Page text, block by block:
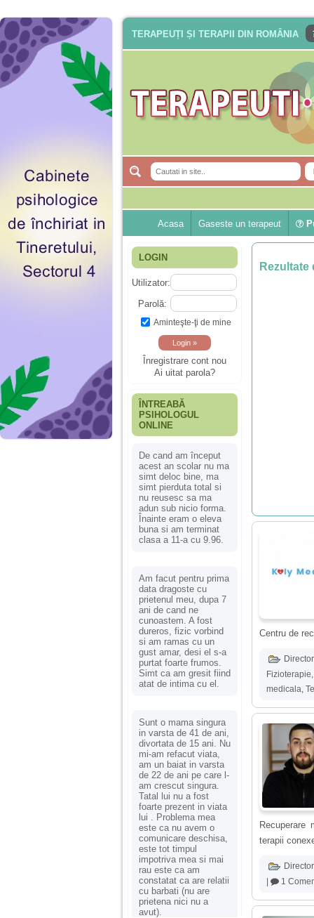
TERAPEUȚI ȘI TERAPII DIN ROMÂNIA
Acasa Gaseste un terapeut
LOGIN
Utilizator:
Parolă:
Aminteşte-ţi de mine
Înregistrare cont nou
Ai uitat parola?
ÎNTREABĂ
PSIHOLOGUL
ONLINE
De cand am început
acest an scolar nu ma
simt deloc bine, ma
simt pierduta total si
nu reusesc sa ma
adun sub nicio forma.
Înainte eram o eleva
buna si am terminat
clasa a 11-a cu 9.96.
Am facut pentru prima
data dragoste cu
prietenul meu, dupa 7
ani de cand ne
cunoastem. A fost
dureros, fizic vorbind
si am ramas cu un
gust amar, desi el s-a
purtat foarte frumos.
Simt ca am gresit fiind
atat de intima cu el.
Sunt o mama singura
in varsta de 41 de ani,
divortata de 15 ani. Nu
mi-am refacut viata,
am un baiat in varsta
de 22 de ani pe care l-
am crescut singura.
Tatal lui nu a fost
foarte prezent in viata
lui . Problema mea
este ca nu avem o
comunicare deschisa,
este tot timpul
impotriva mea si mai
rau este ca am
constatat ca are relatii
cu barbati (nu are
prietena nici nu a
avut).
Rezultate
Centru de
Fizioterapie
medicala,
Recuperare
terapii
1